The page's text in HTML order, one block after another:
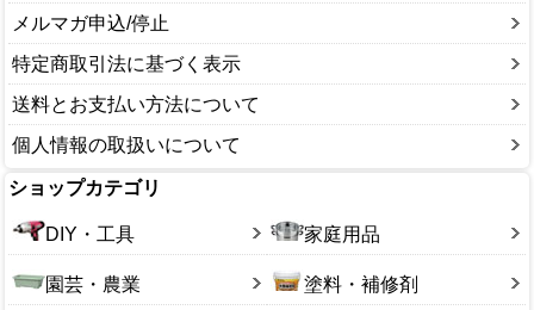
メルマガ申込/停止
特定商取引法に基づく表示
送料とお支払い方法について
個人情報の取扱いについて
ショップカテゴリ
DIY・工具 家庭用品
園芸・農業 塗料・補修剤